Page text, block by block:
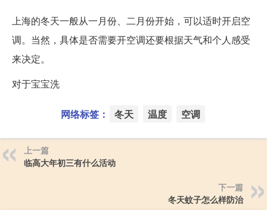
上海的冬天一般从一月份、二月份开始，可以适时开启空
调。当然，具体是否需要开空调还要根据天气和个人感受
来决定。
对于宝宝洗
网络标签： 冬天 温度 空调
上一篇
临高大年初三有什么活动
下一篇
冬天蚊子怎么样防治